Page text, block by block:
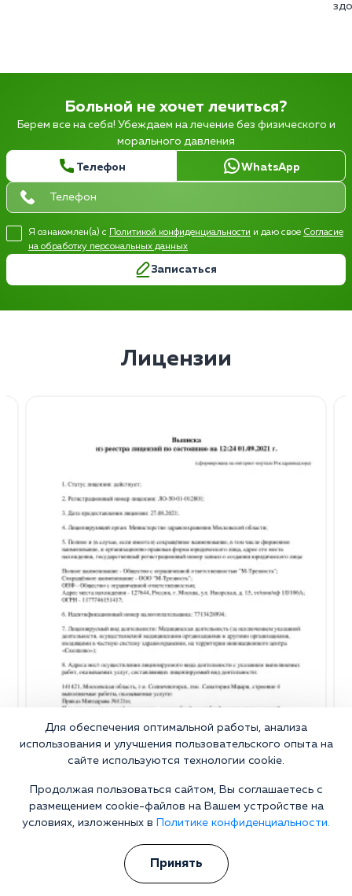
Больной не хочет лечиться?
Берем все на себя! Убеждаем на лечение без физического и
морального давления
Телефон WhatsApp
Я ознакомлен(а) с Политикой конфиденциальности и даю свое Согласие
на обработку персональных данных
Записаться
Лицензии
Почему стоит выбрать нашу
клинику?
Для обеспечения оптимальной работы, анализа
использования и улучшения пользовательского опыта на
сайте используются технологии cookie.
Продолжая пользоваться сайтом, Вы соглашаетесь с
размещением cookie-файлов на Вашем устройстве на
условиях, изложенных в
Политике конфиденциальности.
Принять